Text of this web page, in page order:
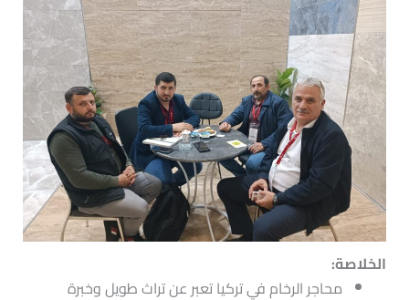
الخلاصة:
محاجر الرخام في تركيا تعبر عن تراث طويل وخبرة